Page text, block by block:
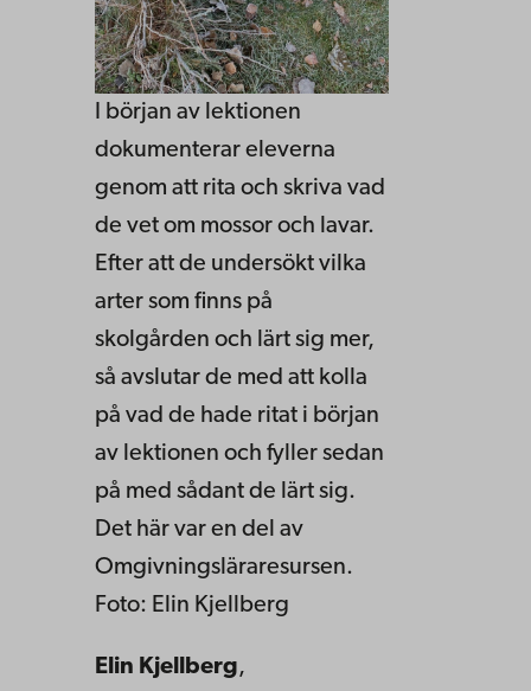
I början av lektionen
dokumenterar eleverna
genom att rita och skriva vad
de vet om mossor och lavar.
Efter att de undersökt vilka
arter som finns på
skolgården och lärt sig mer,
så avslutar de med att kolla
på vad de hade ritat i början
av lektionen och fyller sedan
på med sådant de lärt sig.
Det här var en del av
Omgivningsläraresursen.
Foto: Elin Kjellberg
Elin Kjellberg,